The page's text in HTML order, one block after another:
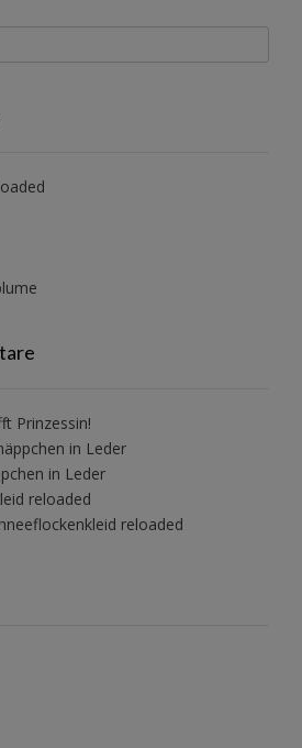
Prinzessin!
in Leder
in Leder
reloaded
reloaded